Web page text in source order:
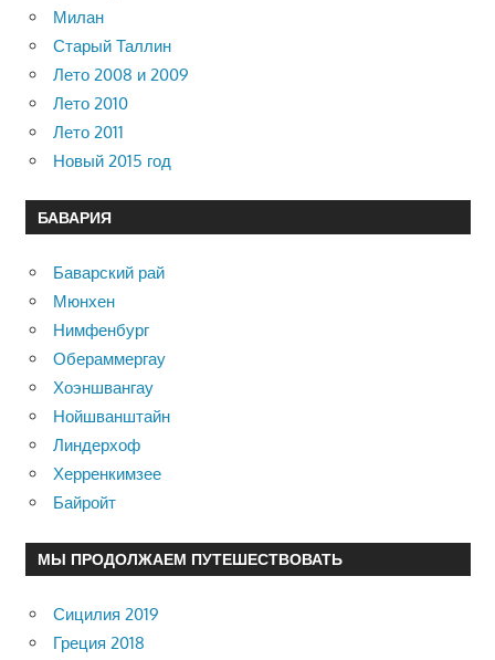
Милан
Старый Таллин
Лето 2008 и 2009
Лето 2010
Лето 2011
Новый 2015 год
БАВАРИЯ
Баварский рай
Мюнхен
Нимфенбург
Обераммергау
Хоэншвангау
Нойшванштайн
Линдерхоф
Херренкимзее
Байройт
МЫ ПРОДОЛЖАЕМ ПУТЕШЕСТВОВАТЬ
Сицилия 2019
Греция 2018